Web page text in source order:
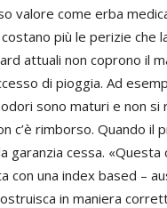
valore come erba
più le perizie che
attuali non coprono il
di pioggia. Ad
sono maturi e non si
c’è rimborso. Quando il
garanzia cessa.
con una index based –
in maniera